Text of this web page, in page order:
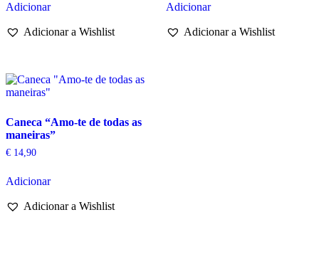
Adicionar
Adicionar a Wishlist
Adicionar
Adicionar a Wishlist
Caneca “Amo-te de todas as
maneiras”
€ 14,90
Adicionar
Adicionar a Wishlist